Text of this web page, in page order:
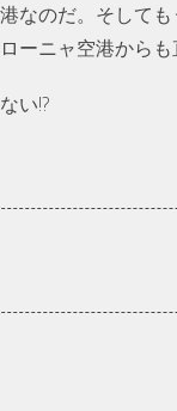
なのだ。そして
ニャ空港からも
い!?